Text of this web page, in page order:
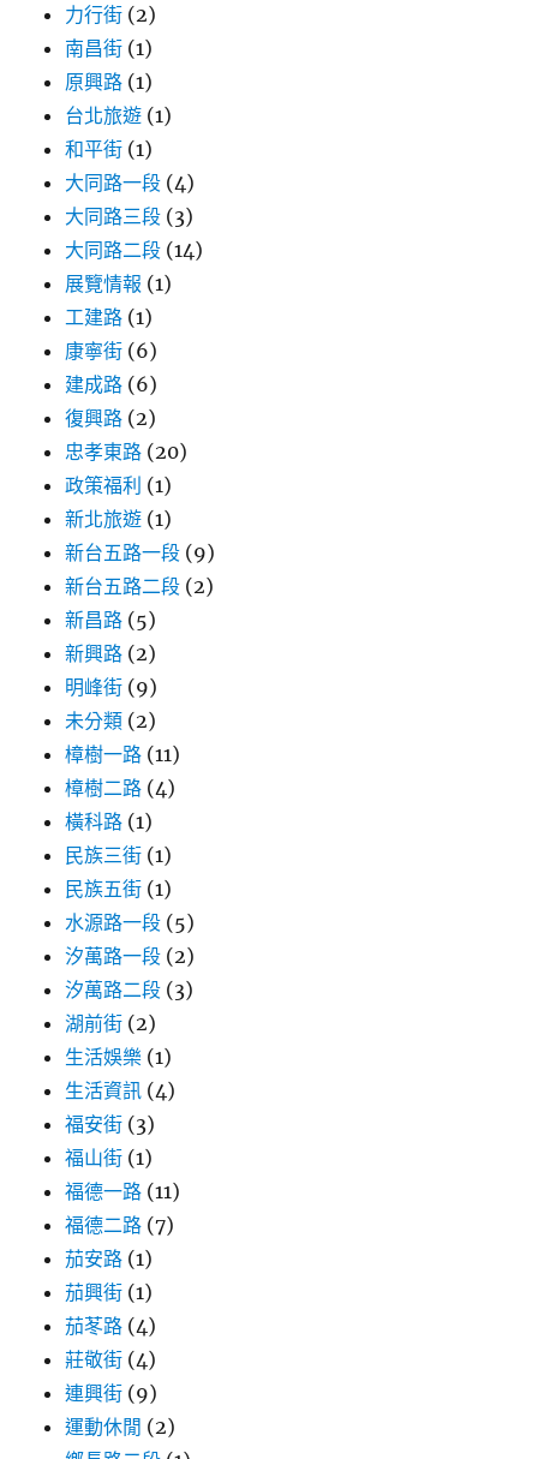
力行街 (2)
南昌街 (1)
原興路 (1)
台北旅遊 (1)
和平街 (1)
大同路一段 (4)
大同路三段 (3)
大同路二段 (14)
展覽情報 (1)
工建路 (1)
康寧街 (6)
建成路 (6)
復興路 (2)
忠孝東路 (20)
政策福利 (1)
新北旅遊 (1)
新台五路一段 (9)
新台五路二段 (2)
新昌路 (5)
新興路 (2)
明峰街 (9)
未分類 (2)
樟樹一路 (11)
樟樹二路 (4)
橫科路 (1)
民族三街 (1)
民族五街 (1)
水源路一段 (5)
汐萬路一段 (2)
汐萬路二段 (3)
湖前街 (2)
生活娛樂 (1)
生活資訊 (4)
福安街 (3)
福山街 (1)
福德一路 (11)
福德二路 (7)
茄安路 (1)
茄興街 (1)
茄苳路 (4)
莊敬街 (4)
連興街 (9)
運動休閒 (2)